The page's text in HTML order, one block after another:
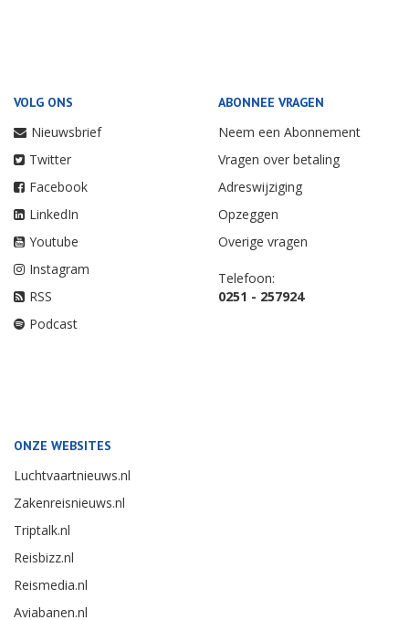
VOLG ONS
Nieuwsbrief
Twitter
Facebook
LinkedIn
Youtube
Instagram
RSS
Podcast
ABONNEE VRAGEN
Neem een Abonnement
Vragen over betaling
Adreswijziging
Opzeggen
Overige vragen
Telefoon:
0251 - 257924
ONZE WEBSITES
Luchtvaartnieuws.nl
Zakenreisnieuws.nl
Triptalk.nl
Reisbizz.nl
Reismedia.nl
Aviabanen.nl